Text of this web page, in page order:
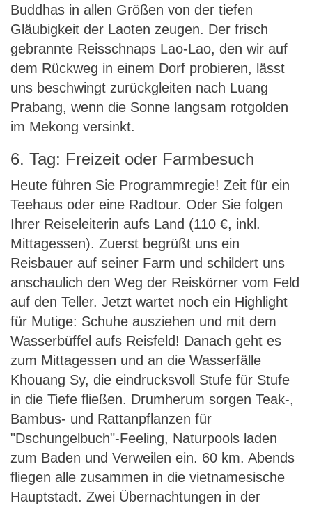
Buddhas in allen Größen von der tiefen
Gläubigkeit der Laoten zeugen. Der frisch
gebrannte Reisschnaps Lao-Lao, den wir auf
dem Rückweg in einem Dorf probieren, lässt
uns beschwingt zurückgleiten nach Luang
Prabang, wenn die Sonne langsam rotgolden
im Mekong versinkt.
6. Tag: Freizeit oder Farmbesuch
Heute führen Sie Programmregie! Zeit für ein
Teehaus oder eine Radtour. Oder Sie folgen
Ihrer Reiseleiterin aufs Land (110 €, inkl.
Mittagessen). Zuerst begrüßt uns ein
Reisbauer auf seiner Farm und schildert uns
anschaulich den Weg der Reiskörner vom Feld
auf den Teller. Jetzt wartet noch ein Highlight
für Mutige: Schuhe ausziehen und mit dem
Wasserbüffel aufs Reisfeld! Danach geht es
zum Mittagessen und an die Wasserfälle
Khouang Sy, die eindrucksvoll Stufe für Stufe
in die Tiefe fließen. Drumherum sorgen Teak-,
Bambus- und Rattanpflanzen für
"Dschungelbuch"-Feeling, Naturpools laden
zum Baden und Verweilen ein. 60 km. Abends
fliegen alle zusammen in die vietnamesische
Hauptstadt. Zwei Übernachtungen in der